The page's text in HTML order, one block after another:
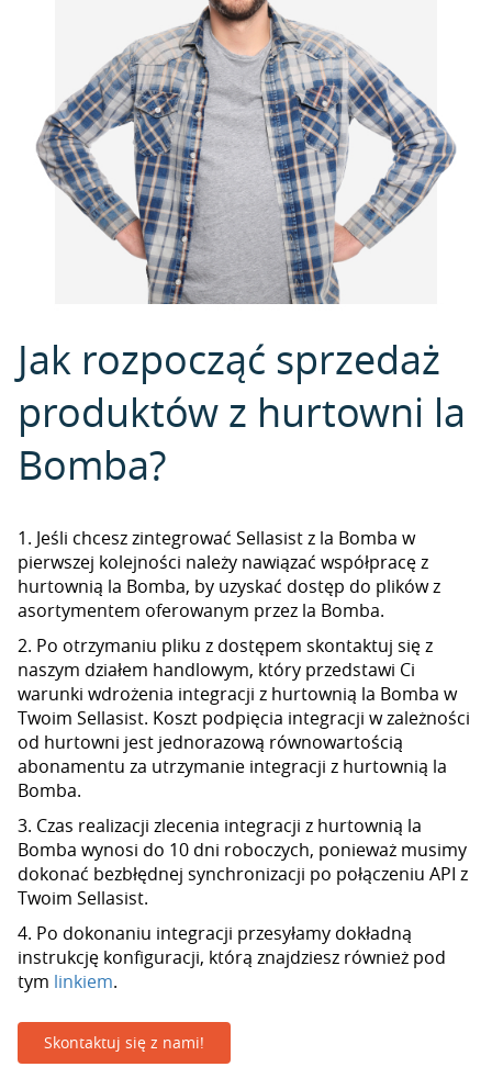
Jak rozpocząć sprzedaż
produktów z hurtowni la
Bomba?
1. Jeśli chcesz zintegrować Sellasist z la Bomba w
pierwszej kolejności należy nawiązać współpracę z
hurtownią la Bomba, by uzyskać dostęp do plików z
asortymentem oferowanym przez la Bomba.
2. Po otrzymaniu pliku z dostępem skontaktuj się z
naszym działem handlowym, który przedstawi Ci
warunki wdrożenia integracji z hurtownią la Bomba w
Twoim Sellasist. Koszt podpięcia integracji w zależności
od hurtowni jest jednorazową równowartością
abonamentu za utrzymanie integracji z hurtownią la
Bomba.
3. Czas realizacji zlecenia integracji z hurtownią la
Bomba wynosi do 10 dni roboczych, ponieważ musimy
dokonać bezbłędnej synchronizacji po połączeniu API z
Twoim Sellasist.
4. Po dokonaniu integracji przesyłamy dokładną
instrukcję konfiguracji, którą znajdziesz również pod
tym linkiem.
Skontaktuj się z nami!